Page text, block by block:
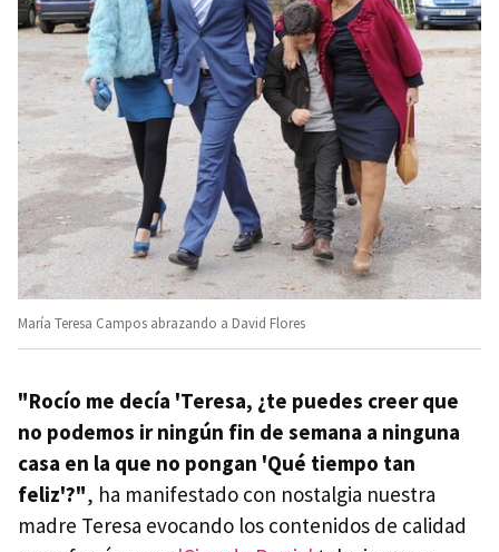
María Teresa Campos abrazando a David Flores
"Rocío me decía 'Teresa, ¿te puedes creer que
no podemos ir ningún fin de semana a ninguna
casa en la que no pongan 'Qué tiempo tan
feliz'?", ha manifestado con nostalgia nuestra
madre Teresa evocando los contenidos de calidad